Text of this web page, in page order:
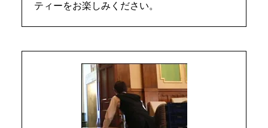
ティーをお楽しみください。